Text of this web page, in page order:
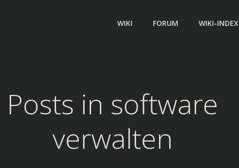
WIKI FORUM WIKI-INDEX
Posts in software
verwalten